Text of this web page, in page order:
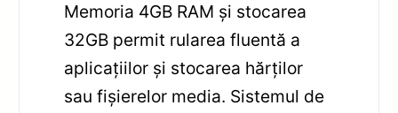
Memoria 4GB RAM și stocarea
32GB permit rularea fluentă a
aplicațiilor și stocarea hărților
sau fișierelor media. Sistemul de